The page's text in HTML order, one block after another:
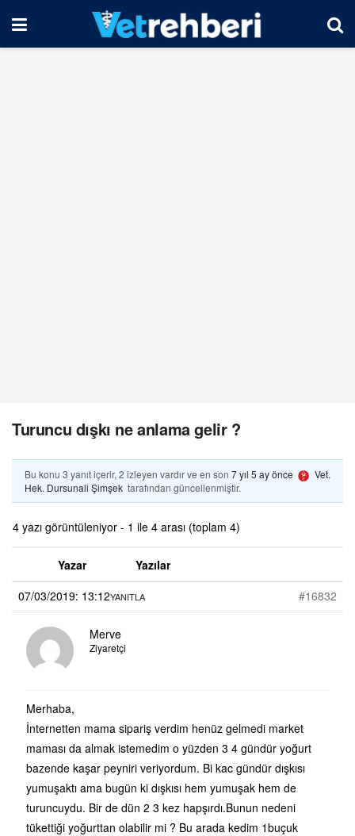
Turuncu dışkı ne anlama gelir ?
Bu konu 3 yanıt içerir, 2 izleyen vardır ve en son 7 yıl 5 ay önce
Vet.
Hek. Dursunali Şimşek tarafından güncellenmiştir.
4 yazı görüntüleniyor - 1 ile 4 arası (toplam 4)
Yazar
Yazılar
07/03/2019: 13:12
#16832
YANITLA
Merve
Ziyaretçi
Merhaba,
İnternetten mama sipariş verdim henüz gelmedi market
maması da almak istemedim o yüzden 3 4 gündür yoğurt
bazende kaşar peyniri veriyordum. Bi kac gündür dışkısı
yumuşaktı ama bugün ki dışkısı hem yumuşak hem de
turuncuydu. Bir de dün 2 3 kez hapşırdı.Bunun nedeni
tükettiği yoğurttan olabilir mi ? Bu arada kedim 1buçuk